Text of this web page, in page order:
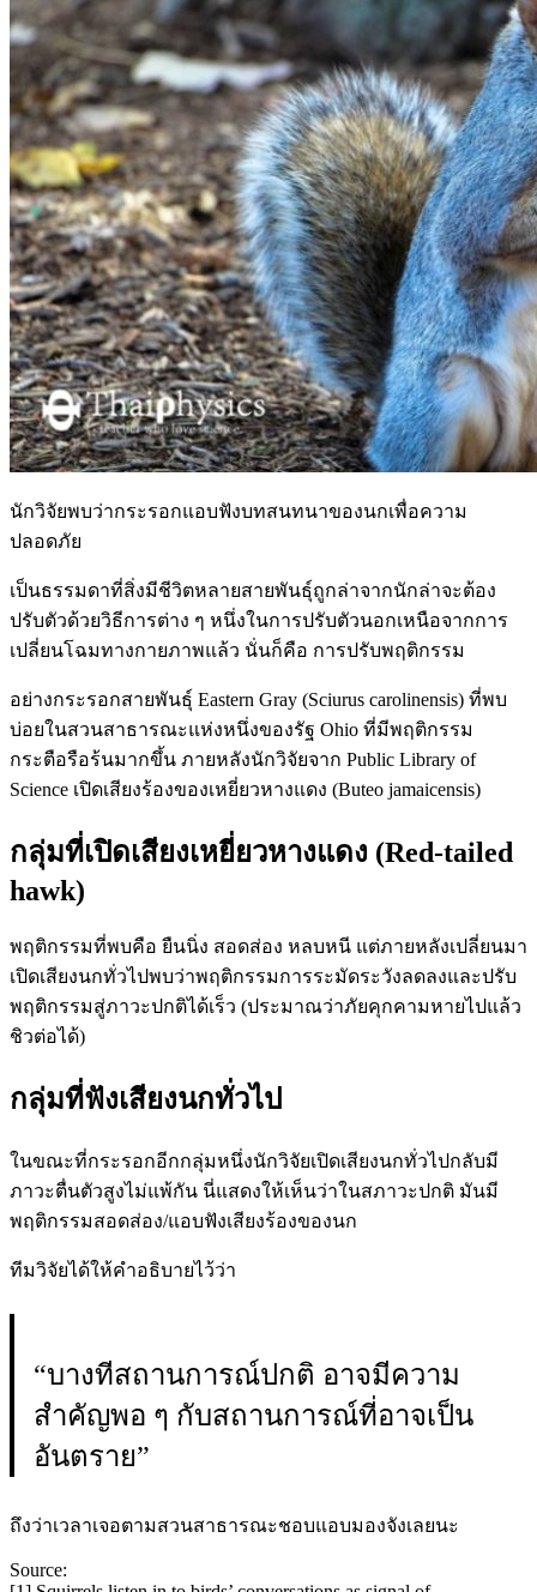
นักวิจัยพบว่ากระรอกแอบฟังบทสนทนาของนกเพื่อความ
ปลอดภัย
เป็นธรรมดาที่สิ่งมีชีวิตหลายสายพันธุ์ถูกล่าจากนักล่าจะต้อง
ปรับตัวด้วยวิธีการต่าง ๆ หนึ่งในการปรับตัวนอกเหนือจากการ
เปลี่ยนโฉมทางกายภาพแล้ว นั่นก็คือ การปรับพฤติกรรม
อย่างกระรอกสายพันธุ์ Eastern Gray (Sciurus carolinensis) ที่พบ
บ่อยในสวนสาธารณะแห่งหนึ่งของรัฐ Ohio ที่มีพฤติกรรม
กระตือรือร้นมากขึ้น ภายหลังนักวิจัยจาก Public Library of
Science เปิดเสียงร้องของเหยี่ยวหางแดง (Buteo jamaicensis)
กลุ่มที่เปิดเสียงเหยี่ยวหางแดง (Red-tailed
hawk)
พฤติกรรมที่พบคือ ยืนนิ่ง สอดส่อง หลบหนี แต่ภายหลังเปลี่ยนมา
เปิดเสียงนกทั่วไปพบว่าพฤติกรรมการระมัดระวังลดลงและปรับ
พฤติกรรมสู่ภาวะปกติได้เร็ว (ประมาณว่าภัยคุกคามหายไปแล้ว
ชิวต่อได้)
กลุ่มที่ฟังเสียงนกทั่วไป
ในขณะที่กระรอกอีกกลุ่มหนึ่งนักวิจัยเปิดเสียงนกทั่วไปกลับมี
ภาวะตื่นตัวสูงไม่แพ้กัน นี่แสดงให้เห็นว่าในสภาวะปกติ มันมี
พฤติกรรมสอดส่อง/แอบฟังเสียงร้องของนก
ทีมวิจัยได้ให้คำอธิบายไว้ว่า
“บางทีสถานการณ์ปกติ อาจมีความ
สำคัญพอ ๆ กับสถานการณ์ที่อาจเป็น
อันตราย”
ถึงว่าเวลาเจอตามสวนสาธารณะชอบแอบมองจังเลยนะ
Source: